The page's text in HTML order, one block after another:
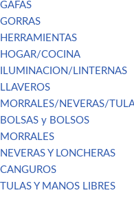
GAFAS
GORRAS
HERRAMIENTAS
HOGAR/COCINA
ILUMINACION/LINTERNAS
LLAVEROS
MORRALES/NEVERAS/
BOLSAS y BOLSOS
MORRALES
NEVERAS Y LONCHERAS
CANGUROS
TULAS Y MANOS LIBRES